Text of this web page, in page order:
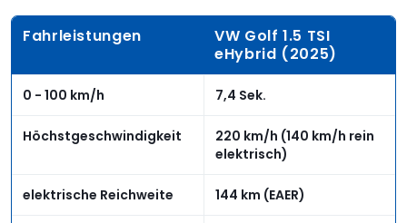
Fahrleistungen
VW Golf 1.5 TSI
eHybrid (2025)
0 - 100 km/h 7,4 Sek.
Höchstgeschwindigkeit
220 km/h (140 km/h rein
elektrisch)
elektrische Reichweite 144 km (EAER)